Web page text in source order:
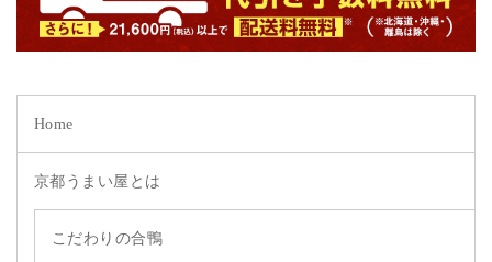
Home
京都うまい屋とは
こだわりの合鴨